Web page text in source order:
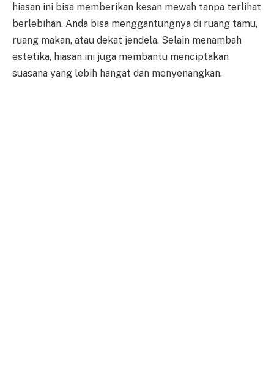
hiasan ini bisa memberikan kesan mewah tanpa terlihat
berlebihan. Anda bisa menggantungnya di ruang tamu,
ruang makan, atau dekat jendela. Selain menambah
estetika, hiasan ini juga membantu menciptakan
suasana yang lebih hangat dan menyenangkan.